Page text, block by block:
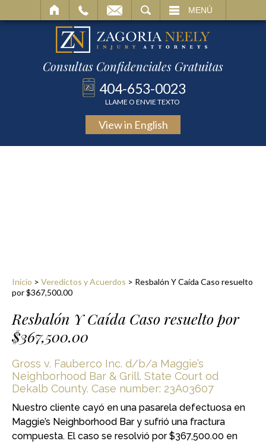
MENÚ
Consultas Confidenciales Gratuitas
404-653-0023
LLAME O ENVIE TEXTO
View in English
Inicio > Veredictos y Acuerdos > Resbalón Y Caída Caso resuelto
por $367,500.00
Resbalón Y Caída Caso resuelto por
$367,500.00
Gross v. Fauberco Inc. d/b/a Maggie’s
Neighborhood Bar & Grill. State Court od
Dekalb County. Case number: 23A03607
Nuestro cliente cayó en una pasarela defectuosa en
Maggie’s Neighborhood Bar y sufrió una fractura
compuesta. El caso se resolvió por $367,500.00 en